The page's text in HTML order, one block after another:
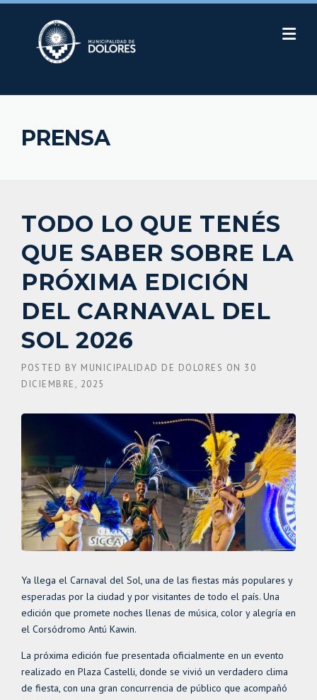
Skip
PRENSA
TODO LO QUE TENÉS
QUE SABER SOBRE LA
PRÓXIMA EDICIÓN
DEL CARNAVAL DEL
SOL 2026
POSTED BY MUNICIPALIDAD DE DOLORES ON 30
DICIEMBRE, 2025
Ya llega el Carnaval del Sol, una de las fiestas más populares y
esperadas por la ciudad y por visitantes de todo el país. Una
edición que promete noches llenas de música, color y alegría en
el Corsódromo Antú Kawin.
La próxima edición fue presentada oficialmente en un evento
realizado en Plaza Castelli, donde se vivió un verdadero clima
de fiesta, con una gran concurrencia de público que acompañó